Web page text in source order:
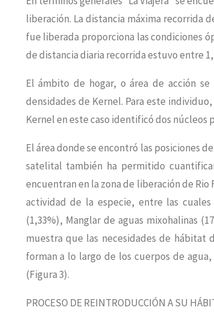
liberación. La distancia máxima recorrida
fue liberada proporciona las condiciones
de distancia diaria recorrida estuvo entre
El ámbito de hogar, o área de acción
densidades de Kernel. Para este
Kernel en este caso identificó dos núcleos
El área donde se encontró las posiciones
satelital también ha permitido
encuentran en la zona de liberación de
actividad de la especie, entre las
(1,33%), Manglar de aguas mixohalinas
muestra que las necesidades de hábitat
forman a lo largo de los cuerpos de
(Figura 3).
PROCESO DE REINTRODUCCIÓN A SU